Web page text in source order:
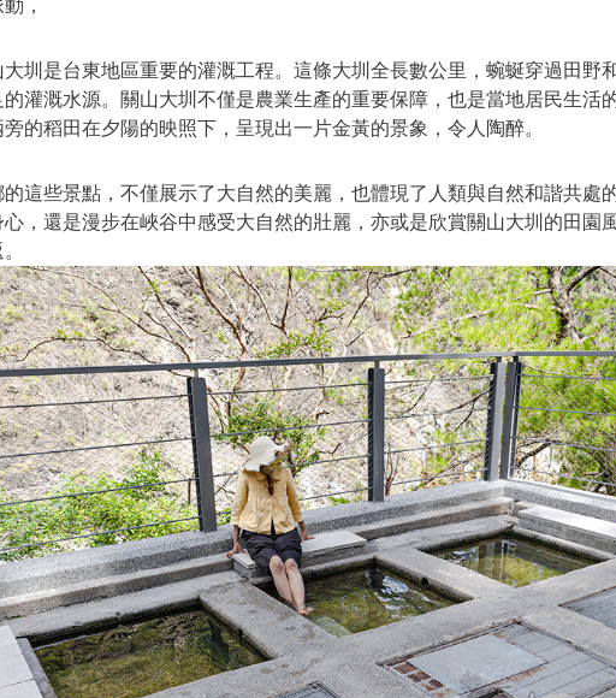
，
圳是台東地區重要的灌溉工程。這條大圳全長數公里，蜿蜒穿過田野
灌溉水源。關山大圳不僅是農業生產的重要保障，也是當地居民生活
的稻田在夕陽的映照下，呈現出一片金黃的景象，令人陶醉。
的這些景點，不僅展示了大自然的美麗，也體現了人類與自然和諧共處
心，還是漫步在峽谷中感受大自然的壯麗，亦或是欣賞關山大圳的田園